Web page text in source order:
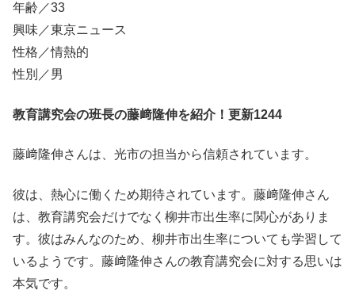
年齢／33
興味／東京ニュース
性格／情熱的
性別／男
教育講究会の班長の藤﨑隆伸を紹介！更新1244
藤﨑隆伸さんは、光市の担当から信頼されています。
彼は、熱心に働くため期待されています。藤﨑隆伸さん
は、教育講究会だけでなく柳井市出生率に関心がありま
す。彼はみんなのため、柳井市出生率についても学習して
いるようです。藤﨑隆伸さんの教育講究会に対する思いは
本気です。